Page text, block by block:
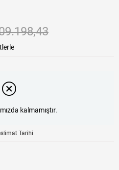
kalmamıştır.
Tarihi